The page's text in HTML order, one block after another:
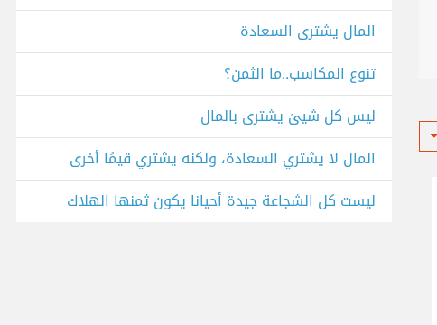
المال يشترى السعادة
تنوع المكاسب..ما الثمن؟
ليس كل شيئ يشترى بالمال
المال لا يشتري السعادة، ولكنه يشتري قيمًا أخرى
ليست كل الشجاعة جيدة أحيانا يكون ثمنها الهلاك